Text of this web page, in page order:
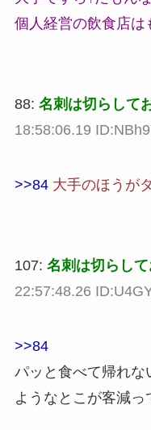
個人経営の飲食店は
88: 名刺は切らして
18:58:06.19
>>84大手のほうが
107: 名刺は切らし
22:57:48.26
>>84
パッと食べて帰れな
ようなとこが客減っ